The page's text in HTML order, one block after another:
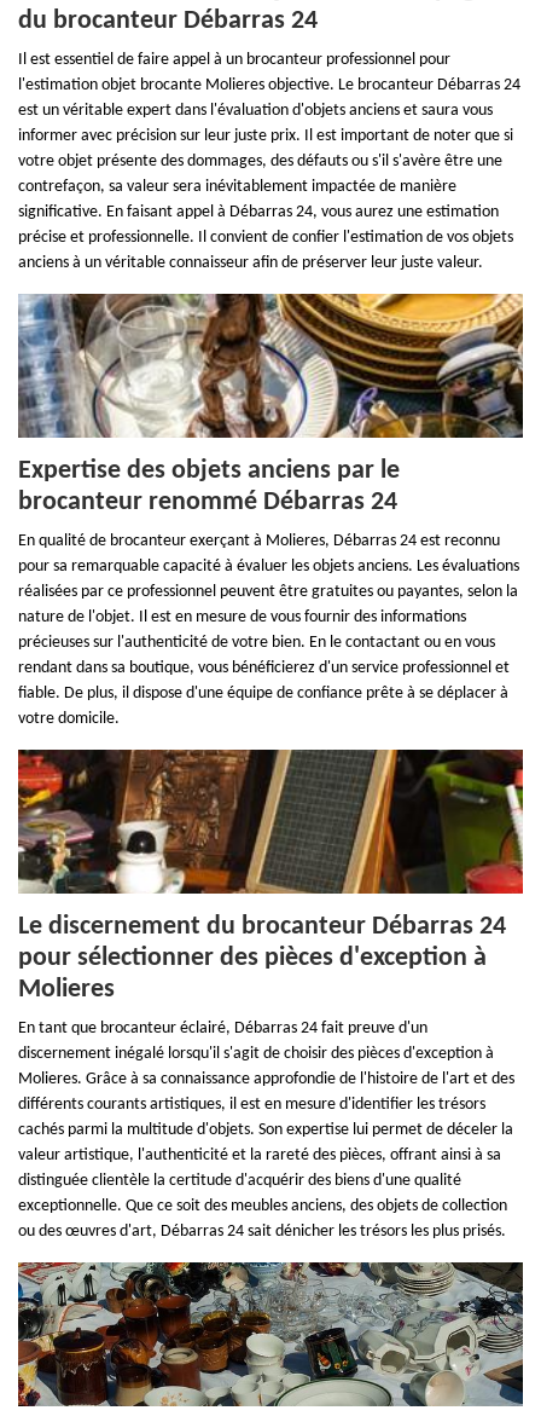
du brocanteur Débarras 24
Il est essentiel de faire appel à un brocanteur professionnel pour
l'estimation objet brocante Molieres objective. Le brocanteur Débarras 24
est un véritable expert dans l'évaluation d'objets anciens et saura vous
informer avec précision sur leur juste prix. Il est important de noter que si
votre objet présente des dommages, des défauts ou s'il s'avère être une
contrefaçon, sa valeur sera inévitablement impactée de manière
significative. En faisant appel à Débarras 24, vous aurez une estimation
précise et professionnelle. Il convient de confier l'estimation de vos objets
anciens à un véritable connaisseur afin de préserver leur juste valeur.
Expertise des objets anciens par le
brocanteur renommé Débarras 24
En qualité de brocanteur exerçant à Molieres, Débarras 24 est reconnu
pour sa remarquable capacité à évaluer les objets anciens. Les évaluations
réalisées par ce professionnel peuvent être gratuites ou payantes, selon la
nature de l'objet. Il est en mesure de vous fournir des informations
précieuses sur l'authenticité de votre bien. En le contactant ou en vous
rendant dans sa boutique, vous bénéficierez d'un service professionnel et
fiable. De plus, il dispose d'une équipe de confiance prête à se déplacer à
votre domicile.
Le discernement du brocanteur Débarras 24
pour sélectionner des pièces d'exception à
Molieres
En tant que brocanteur éclairé, Débarras 24 fait preuve d'un
discernement inégalé lorsqu'il s'agit de choisir des pièces d'exception à
Molieres. Grâce à sa connaissance approfondie de l'histoire de l'art et des
différents courants artistiques, il est en mesure d'identifier les trésors
cachés parmi la multitude d'objets. Son expertise lui permet de déceler la
valeur artistique, l'authenticité et la rareté des pièces, offrant ainsi à sa
distinguée clientèle la certitude d'acquérir des biens d'une qualité
exceptionnelle. Que ce soit des meubles anciens, des objets de collection
ou des œuvres d'art, Débarras 24 sait dénicher les trésors les plus prisés.